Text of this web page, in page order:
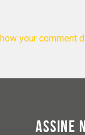
your comment
ASSINE